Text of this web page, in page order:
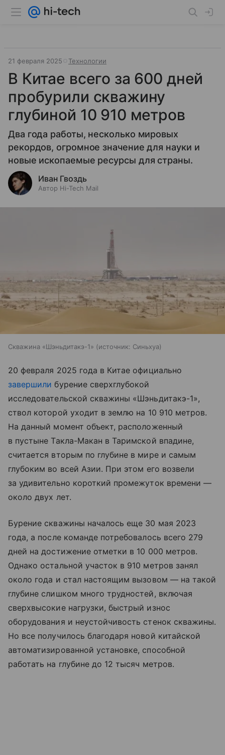
21 февраля 2025 Технологии
В Китае всего за 600 дней
пробурили скважину
глубиной 10 910 метров
Два года работы, несколько мировых
рекордов, огромное значение для науки и
новые ископаемые ресурсы для страны.
Иван Гвоздь
Автор Hi-Tech Mail
Скважина «Шэньдитакэ-1» источник: Синьхуа
20 февраля 2025 года в Китае официально
завершили бурение сверхглубокой
исследовательской скважины «Шэньдитакэ-1»,
ствол которой уходит в землю на 10 910 метров.
На данный момент объект, расположенный
в пустыне Такла-Макан в Таримской впадине,
считается вторым по глубине в мире и самым
глубоким во всей Азии. При этом его возвели
за удивительно короткий промежуток времени —
около двух лет.
Бурение скважины началось еще 30 мая 2023
года, а после команде потребовалось всего 279
дней на достижение отметки в 10 000 метров.
Однако остальной участок в 910 метров занял
около года и стал настоящим вызовом — на такой
глубине слишком много трудностей, включая
сверхвысокие нагрузки, быстрый износ
оборудования и неустойчивость стенок скважины.
Но все получилось благодаря новой китайской
автоматизированной установке, способной
работать на глубине до 12 тысяч метров.